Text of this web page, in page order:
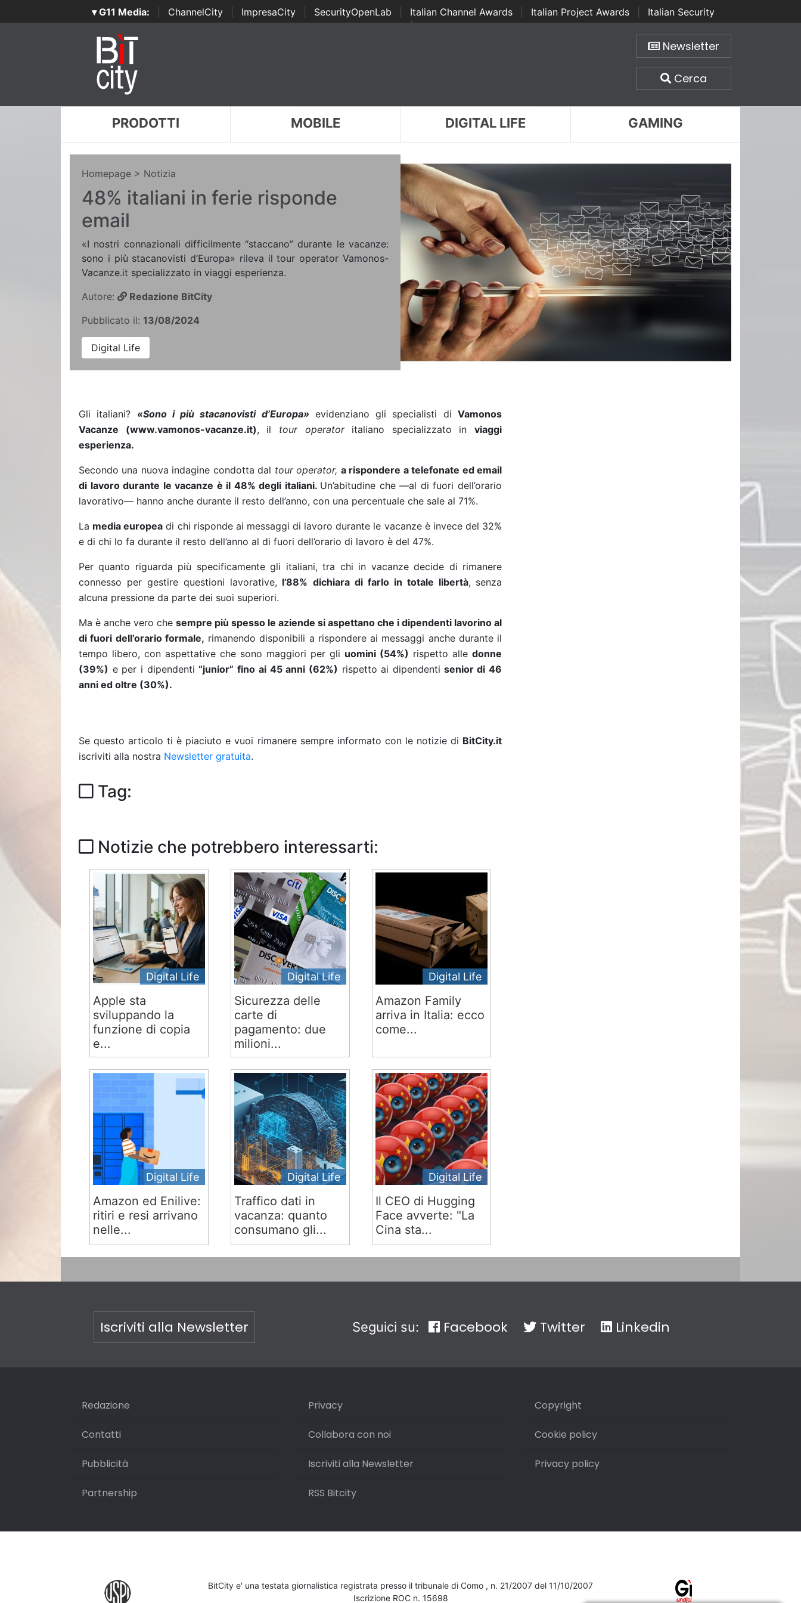
▾ G11 Media: ChannelCity ImpresaCity SecurityOpenLab Italian Channel Awards Italian Project Awards
Italian Security
Awards | ...
Newsletter
Cerca
PRODOTTI MOBILE DIGITAL LIFE GAMING
Homepage > Notizia
48% italiani in ferie risponde
email
«I nostri connazionali difficilmente “staccano” durante le vacanze:
sono i più stacanovisti d’Europa» rileva il tour operator Vamonos-
Vacanze.it specializzato in viaggi esperienza.
Autore:
Redazione BitCity
Pubblicato il: 13/08/2024
Digital Life
Gli italiani? «Sono i più stacanovisti d’Europa» evidenziano gli specialisti di Vamonos
Vacanze
(www.vamonos-vacanze.it), il tour operator italiano specializzato in
viaggi
esperienza.
Secondo una nuova indagine condotta dal tour operator, a rispondere a telefonate ed email
di lavoro durante le vacanze è il 48% degli italiani. Un’abitudine che —al di fuori dell’orario
lavorativo— hanno anche durante il resto dell’anno, con una percentuale che sale al 71%.
La media europea di chi risponde ai messaggi di lavoro durante le vacanze è invece del 32%
e di chi lo fa durante il resto dell’anno al di fuori dell’orario di lavoro è del 47%.
Per quanto riguarda più specificamente gli italiani, tra chi in vacanze decide di rimanere
connesso per gestire questioni lavorative, l’88% dichiara di farlo in totale libertà, senza
alcuna pressione da parte dei suoi superiori.
Ma è anche vero che sempre più spesso le aziende si aspettano che i dipendenti lavorino al
di fuori dell’orario formale, rimanendo disponibili a rispondere ai messaggi anche durante il
tempo libero, con aspettative che sono maggiori per gli uomini (54%) rispetto alle donne
(39%) e per i dipendenti “junior” fino ai 45 anni (62%) rispetto ai dipendenti senior di 46
anni ed oltre (30%).
Se questo articolo ti è piaciuto e vuoi rimanere sempre informato con le notizie di BitCity.it
iscriviti alla nostra Newsletter gratuita.
Tag:
Notizie che potrebbero interessarti:
Digital Life
Apple sta
sviluppando la
funzione di copia
e...
Digital Life
Sicurezza delle
carte di
pagamento: due
milioni...
Digital Life
Amazon Family
arriva in Italia: ecco
come...
Digital Life
Amazon ed Enilive:
ritiri e resi arrivano
nelle...
Digital Life
Traffico dati in
vacanza: quanto
consumano gli...
Digital Life
Il CEO di Hugging
Face avverte: "La
Cina sta...
Iscriviti alla Newsletter Seguici su: Facebook Twitter Linkedin
Redazione
Contatti
Pubblicità
Partnership
Privacy
Collabora con noi
Iscriviti alla Newsletter
RSS Bitcity
Copyright
Cookie policy
Privacy policy
BitCity e' una testata giornalistica registrata presso il tribunale di Como , n. 21/2007 del 11/10/2007
Iscrizione ROC n. 15698